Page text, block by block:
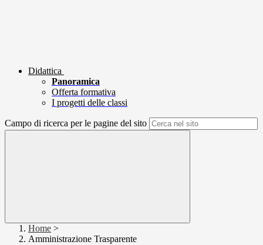
Didattica
Panoramica
Offerta formativa
I progetti delle classi
Campo di ricerca per le pagine del sito
Home >
Amministrazione Trasparente